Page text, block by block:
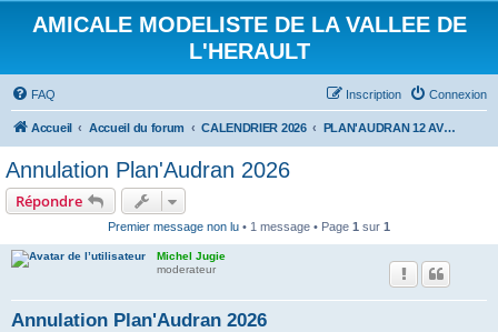
AMICALE MODELISTE DE LA VALLEE DE
L'HERAULT
FAQ Connexion
Inscription
Accueil Accueil du forum CALENDRIER 2026 PLAN'AUDRAN 12 AVRIL 2026
Annulation Plan'Audran 2026
Répondre
Premier message non lu • 1 message • Page 1 sur 1
Michel Jugie
moderateur
Annulation Plan'Audran 2026